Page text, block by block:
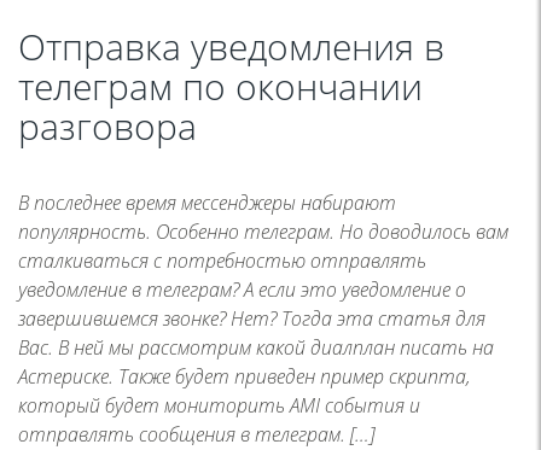
Отправка уведомления в
телеграм по окончании
разговора
В последнее время мессенджеры набирают
популярность. Особенно телеграм. Но доводилось вам
сталкиваться с потребностью отправлять
уведомление в телеграм? А если это уведомление о
завершившемся звонке? Нет? Тогда эта статья для
Вас. В ней мы рассмотрим какой диалплан писать на
Астериске. Также будет приведен пример скрипта,
который будет мониторить AMI события и
отправлять сообщения в телеграм. […]